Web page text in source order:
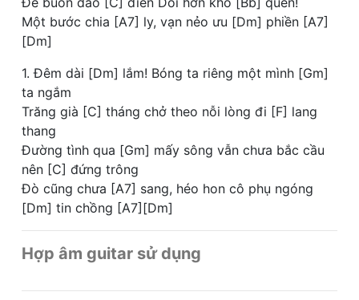
Một bước chia [A7] ly, vạn nẻo ưu [Dm] phiền [A7]
[Dm]
1. Đêm dài [Dm] lắm! Bóng ta riêng một mình [Gm]
ta ngắm
Trăng già [C] tháng chở theo nỗi lòng đi [F] lang
thang
Đường tình qua [Gm] mấy sông vẫn chưa bắc cầu
nên [C] đứng trông
Đò cũng chưa [A7] sang, héo hon cô phụ ngóng
[Dm] tin chồng [A7][Dm]
Hợp âm guitar sử dụng